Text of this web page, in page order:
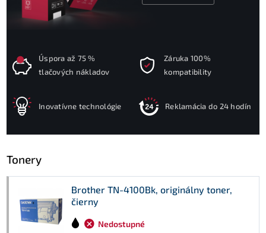
Úspora až 75 %
tlačových nákladov
Záruka 100%
kompatibility
Inovatívne technológie Reklamácia do 24 hodín
Tonery
Brother TN-4100Bk, originálny toner,
čierny
Nedostupné